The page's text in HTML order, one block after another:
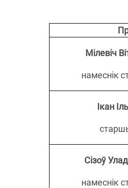
Мілевіч
намеснік
Ікан
Сiзоў
намеснік